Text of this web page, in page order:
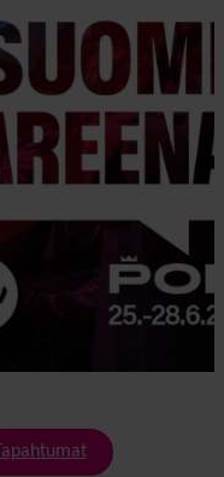
Tapahtumat